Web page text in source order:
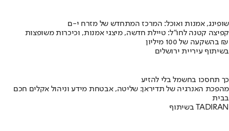
שופינג, אמנות ואוכל: המרכז המתחדש של מזרח י-ם
קפיצה קטנה לחו"ל: טיילת חדשה, מיצגי אמנות, וכיכרות משופצות
בהשקעה של 100 מיליון ₪
בשיתוף עיריית ירושלים
כך תחסכו בחשמל בלי להזיע
מהפכת האנרגיה של תדיראן: שליטה, אבטחת מידע וניהול אקלים חכם
בבית
בשיתוף TADIRAN